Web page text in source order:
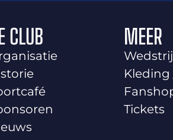
CLUB MEER
Tickets